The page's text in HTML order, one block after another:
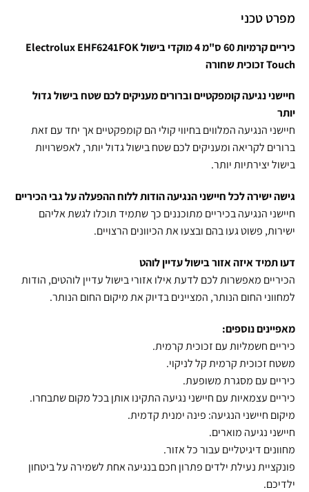
מפרט טכני
כיריים קרמיות 60 ס"מ 4 מוקדי בישול Electrolux EHF6241FOK
Touch זכוכית שחורה
חיישני נגיעה קומפקטיים וברורים מעניקים לכם שטח בישול גדול
יותר
חיישני הנגיעה המלווים בחיווי קולי הם קומפקטיים אך יחד עם זאת
ברורים לקריאה ומעניקים לכם שטח בישול גדול יותר, לאפשרויות
בישול יצירתיות יותר.
גישה ישירה לכל חיישני הנגיעה הודות ללוח ההפעלה על גבי הכיריים
חיישני הנגיעה בכיריים מתוכננים כך שתמיד תוכלו לגשת אליהם
ישירות, פשוט געו בהם ובצעו את הכיוונים הרצויים.
דעו תמיד איזה אזור בישול עדיין לוהט
הכיריים מאפשרות לכם לדעת אילו אזורי בישול עדיין לוהטים, הודות
למחווני החום הנותר, המציינים בדיוק את מיקום החום הנותר.
מאפיינים נוספים:
כיריים חשמליות עם זכוכית קרמית.
משטח זכוכית קרמית קל לניקוי.
כיריים עם מסגרת משופעת.
כיריים עצמאיות עם חיישני נגיעה התקינו אותן בכל מקום שתבחרו.
מיקום חיישני הנגיעה: פינה ימנית קדמית.
חיישני נגיעה מוארים.
מחוונים דיגיטליים עבור כל אזור.
פונקציית נעילת ילדים פתרון חכם בנגיעה אחת לשמירה על ביטחון
ילדיכם.